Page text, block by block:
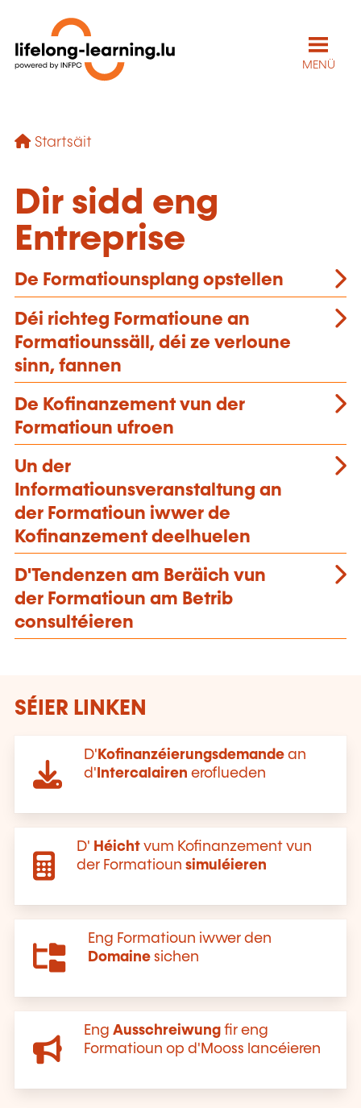
MENÜ
Startsäit
Dir sidd eng
Entreprise
De Formatiounsplang opstellen
Déi richteg Formatioune an
Formatiounssäll, déi ze verloune
sinn, fannen
De Kofinanzement vun der
Formatioun ufroen
Un der
Informatiounsveranstaltung an
der Formatioun iwwer de
Kofinanzement deelhuelen
D'Tendenzen am Beräich vun
der Formatioun am Betrib
consultéieren
SÉIER LINKEN
D' Kofinanzéierungsdemandean
d' Intercalairen eroflueden
D' Héichtvum Kofinanzement vun
der Formatioun simuléieren
Eng Formatioun iwwer den
Domainesichen
Eng Ausschreiwungfir eng
Formatioun op d'Mooss lancéieren